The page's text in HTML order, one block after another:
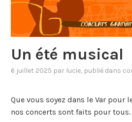
Un été musical
6 juillet 2025 par lucie, publié dans
Que vous soyez dans le Var pour
nos concerts sont faits pour tous.